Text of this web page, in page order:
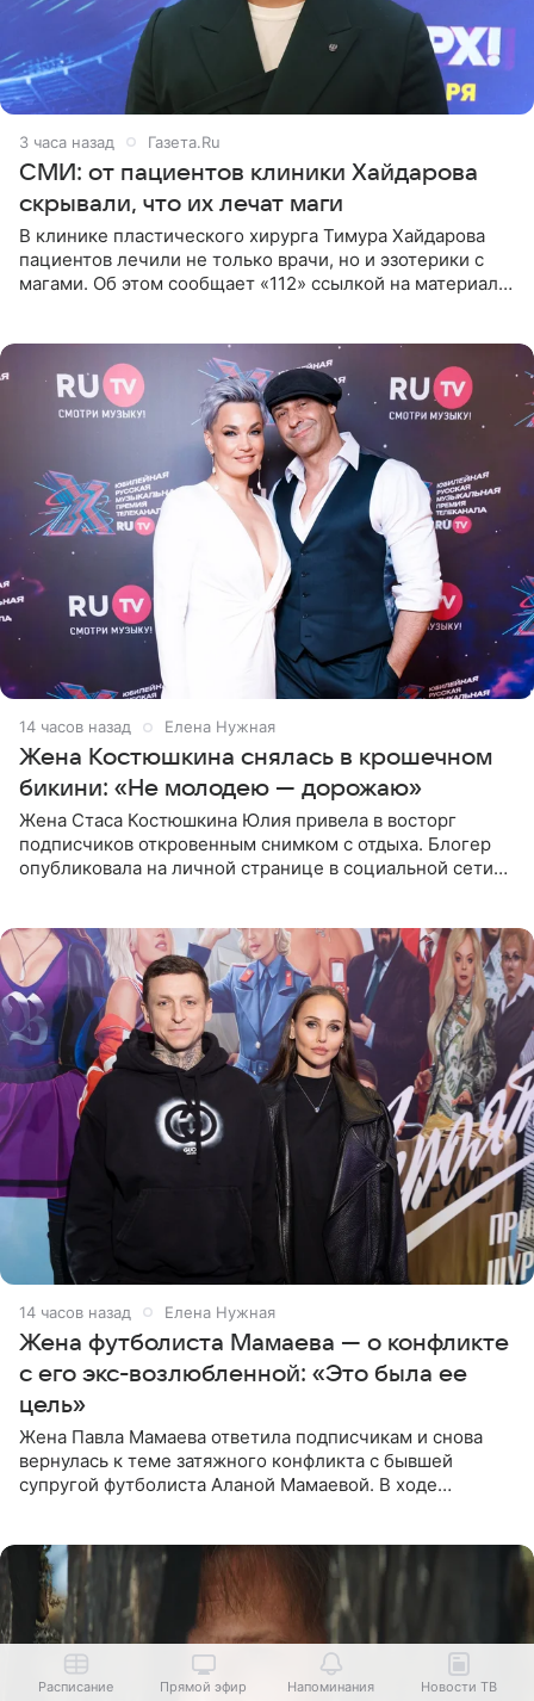
3 часа назад Газета.Ru
СМИ: от пациентов клиники Хайдарова
скрывали, что их лечат маги
В клинике пластического хирурга Тимура Хайдарова
пациентов лечили не только врачи, но и эзотерики с
магами. Об этом сообщает «112» ссылкой на материалы
14 часов назад Елена Нужная
Жена Костюшкина снялась в крошечном
бикини: «Не молодею — дорожаю»
Жена Стаса Костюшкина Юлия привела в восторг
подписчиков откровенным снимком с отдыха. Блогер
опубликовала на личной странице в социальной сети
14 часов назад Елена Нужная
Жена футболиста Мамаева — о конфликте
с его экс-возлюбленной: «Это была ее
цель»
Жена Павла Мамаева ответила подписчикам и снова
вернулась к теме затяжного конфликта с бывшей
супругой футболиста Аланой Мамаевой. В ходе
Расписание Прямой эфир Напоминания Новости ТВ